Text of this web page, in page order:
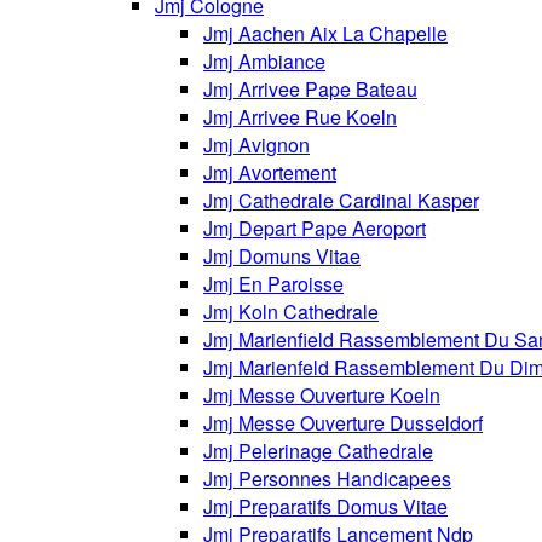
Jmj Cologne
Jmj Aachen Aix La Chapelle
Jmj Ambiance
Jmj Arrivee Pape Bateau
Jmj Arrivee Rue Koeln
Jmj Avignon
Jmj Avortement
Jmj Cathedrale Cardinal Kasper
Jmj Depart Pape Aeroport
Jmj Domuns Vitae
Jmj En Paroisse
Jmj Koln Cathedrale
Jmj Marienfield Rassemblement Du
Jmj Marienfeld Rassemblement Du
Jmj Messe Ouverture Koeln
Jmj Messe Ouverture Dusseldorf
Jmj Pelerinage Cathedrale
Jmj Personnes Handicapees
Jmj Preparatifs Domus Vitae
Jmj Preparatifs Lancement Ndp